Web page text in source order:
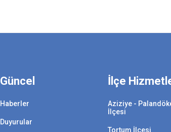
Güncel
Haberler
Duyurular
İlçe
Aziziye -
İlçesi
Tortum İlçesi